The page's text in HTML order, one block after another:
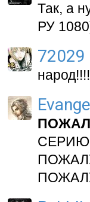
Так, а
РУ
72029